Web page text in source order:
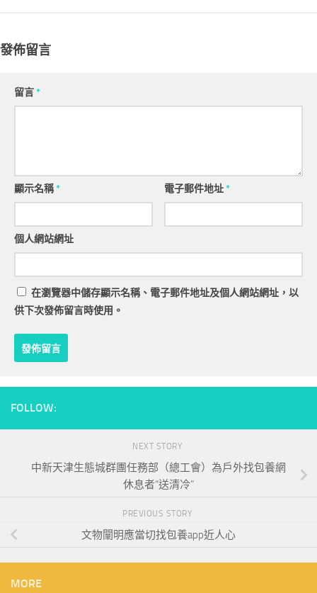
發佈留言
留言*
顯示名稱* 電子郵件地址*
個人網站網址
在瀏覽器中儲存顯示名稱、電子郵件地址及個人網站網址，以
供下次發佈留言時使用。
FOLLOW:
NEXT STORY
中新天津生態城群團任務部（總工會）為戶外找包養網
休息者“送清冷”
PREVIOUS STORY
文物闡明應當切找包養app近人心
MORE